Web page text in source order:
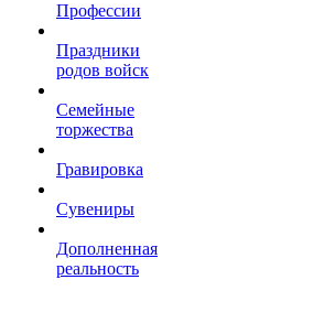
Профессии
Праздники
родов войск
Семейные
торжества
Гравировка
Сувениры
Дополненная
реальность